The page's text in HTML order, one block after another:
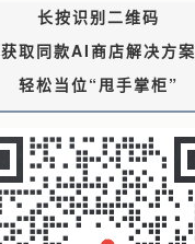
长按识别二维码
获取同款AI商店解决方案
轻松当位“甩手掌柜”